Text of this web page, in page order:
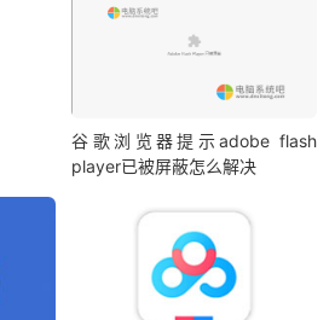
谷歌浏览器提示adobe flash
player已被屏蔽怎么解决